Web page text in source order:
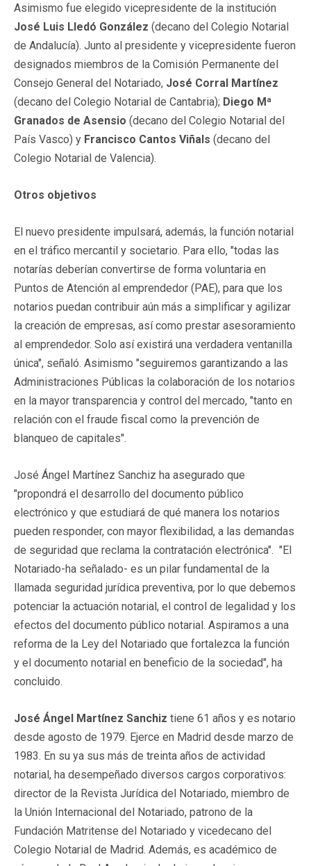
Asimismo fue elegido vicepresidente de la institución
José Luis Lledó González (decano del Colegio Notarial
de Andalucía). Junto al presidente y vicepresidente fueron
designados miembros de la Comisión Permanente del
Consejo General del Notariado, José Corral Martínez
(decano del Colegio Notarial de Cantabria); Diego Mª
Granados de Asensio (decano del Colegio Notarial del
País Vasco) y Francisco Cantos Viñals (decano del
Colegio Notarial de Valencia).
Otros objetivos
El nuevo presidente impulsará, además, la función notarial
en el tráfico mercantil y societario. Para ello, "todas las
notarías deberían convertirse de forma voluntaria en
Puntos de Atención al emprendedor (PAE), para que los
notarios puedan contribuir aún más a simplificar y agilizar
la creación de empresas, así como prestar asesoramiento
al emprendedor. Solo así existirá una verdadera ventanilla
única", señaló. Asimismo "seguiremos garantizando a las
Administraciones Públicas la colaboración de los notarios
en la mayor transparencia y control del mercado, "tanto en
relación con el fraude fiscal como la prevención de
blanqueo de capitales".
José Ángel Martínez Sanchiz ha asegurado que
"propondrá el desarrollo del documento público
electrónico y que estudiará de qué manera los notarios
pueden responder, con mayor flexibilidad, a las demandas
de seguridad que reclama la contratación electrónica". "El
Notariado-ha señalado- es un pilar fundamental de la
llamada seguridad jurídica preventiva, por lo que debemos
potenciar la actuación notarial, el control de legalidad y los
efectos del documento público notarial. Aspiramos a una
reforma de la Ley del Notariado que fortalezca la función
y el documento notarial en beneficio de la sociedad", ha
concluido.
José Ángel Martínez Sanchiz tiene 61 años y es notario
desde agosto de 1979. Ejerce en Madrid desde marzo de
1983. En su ya sus más de treinta años de actividad
notarial, ha desempeñado diversos cargos corporativos:
director de la Revista Jurídica del Notariado, miembro de
la Unión Internacional del Notariado, patrono de la
Fundación Matritense del Notariado y vicedecano del
Colegio Notarial de Madrid. Además, es académico de